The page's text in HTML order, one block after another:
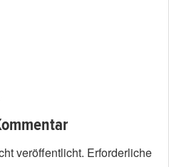
veröffentlicht. Erforderliche